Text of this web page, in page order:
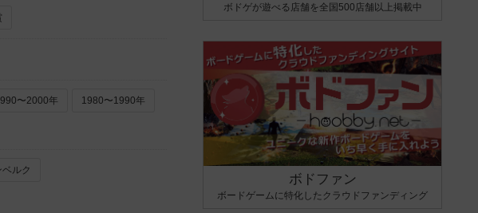
〜2000年 1980〜1990年
ルク
ボドゲが遊べる店舗を全国500店舗以上掲載中
ボドファン
ボードゲームに特化したクラウドファンディング